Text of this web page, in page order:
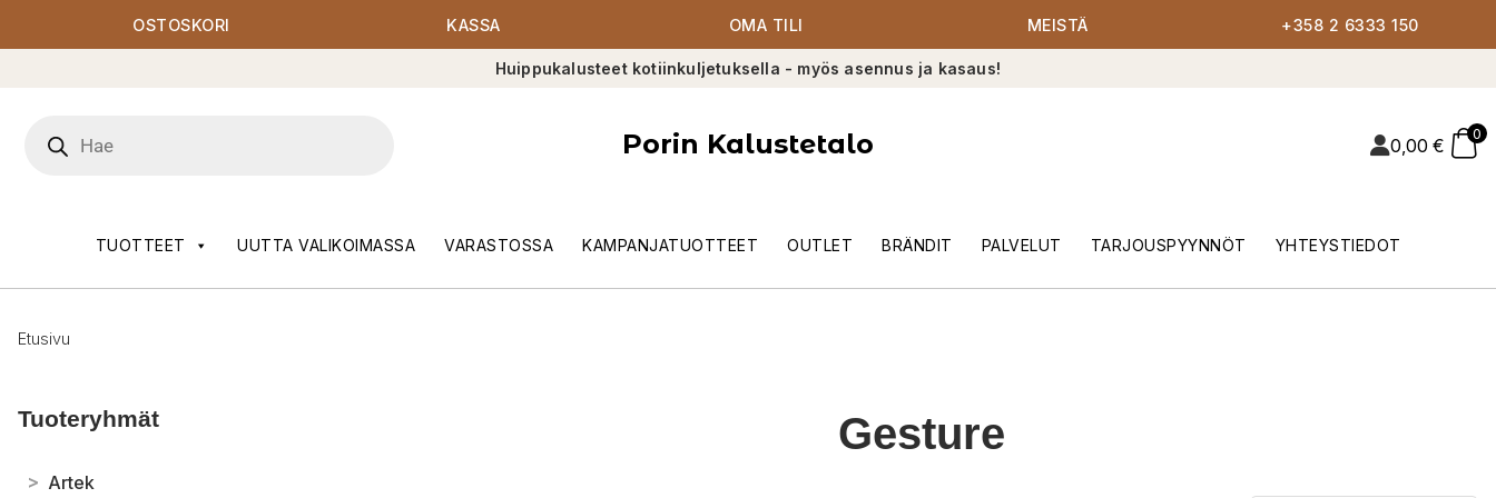
OSTOSKORI KASSA OMA TILI MEISTÄ +358 2 6333 150
Huippukalusteet kotiinkuljetuksella - myös asennus ja kasaus!
search
Porin Kalustetalo 0,00 €
0
TUOTTEET UUTTA VALIKOIMASSA VARASTOSSA KAMPANJATUOTTEET OUTLET BRÄNDIT PALVELUT TARJOUSPYYNNÖT YHTEYSTIEDOT
Etusivu
Tuoteryhmät
> Artek
Gesture